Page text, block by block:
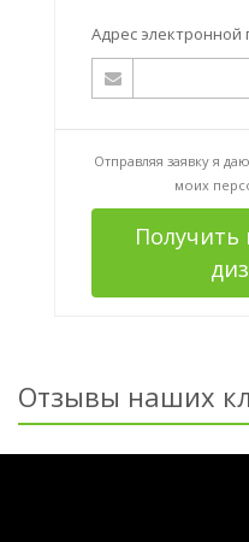
Адрес электронной
Отправляя заявку я
моих
Получить
Отзывы наших